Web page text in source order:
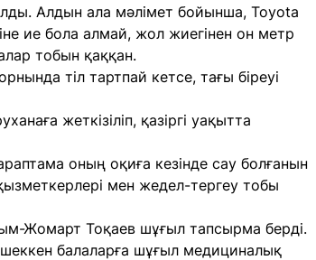
Алдын ала мәлімет бойынша, Toyota
ие бола алмай, жол жиегінен он метр
тобын қаққан.
тіл тартпай кетсе, тағы біреуі
жеткізіліп, қазіргі уақытта
оның оқиға кезінде сау болғанын
мен жедел-тергеу тобы
Жомарт Тоқаев шұғыл тапсырма берді.
балаларға шұғыл медициналық